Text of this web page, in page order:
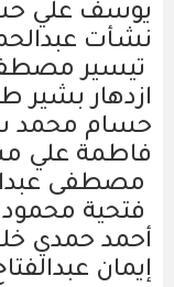
يوسف علي
نشأت
تيسير
ازدهار بشير
حسام محمد
فاطمة علي
مصطفى
فتحية محمود
أحمد حمدي
إيمان